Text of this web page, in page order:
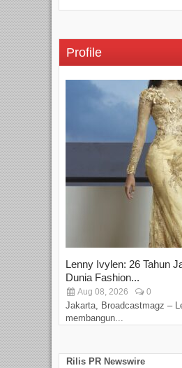
Profile
Lenny Ivylen: 26 Tahun
Dunia Fashion...
Aug 08, 2026 0
Jakarta, Broadcastmagz –
membangun...
Rilis PR Newswire